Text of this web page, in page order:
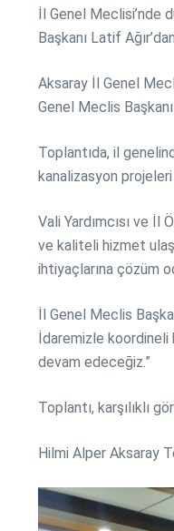
İl Genel Meclisi’nde
Başkanı Latif
Aksaray İl Genel
Genel Meclis
Toplantıda, il
kanalizasyon projeleri
Vali Yardımcısı ve
ve kaliteli hizmet
ihtiyaçlarına çözüm
İl Genel Meclis
İdaremizle koordineli
devam edeceğiz.”
Toplantı, karşılıklı
Hilmi Alper Aksaray